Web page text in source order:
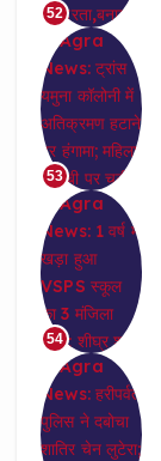
52
53
54